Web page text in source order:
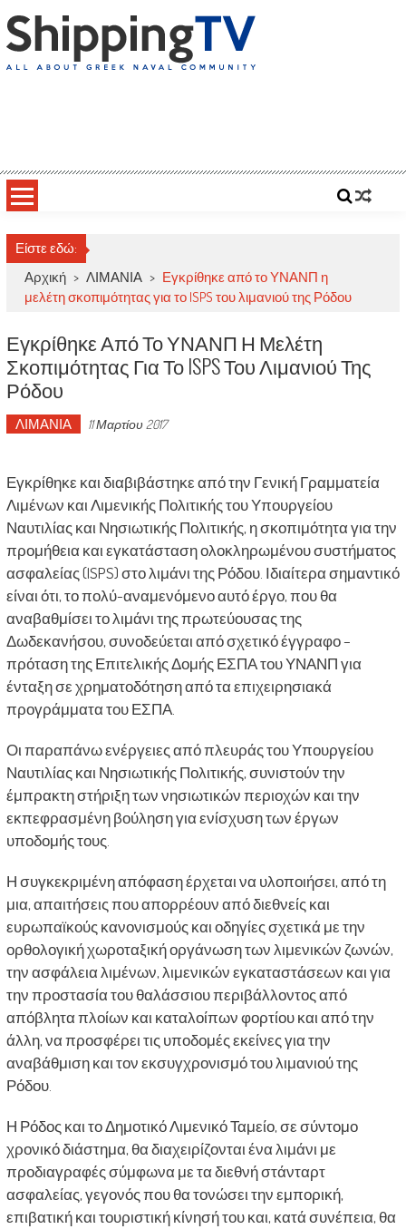
to
content
Είστε εδώ:
Αρχική > ΛΙΜΑΝΙΑ > Εγκρίθηκε από το ΥΝΑΝΠ η
μελέτη σκοπιμότητας για το ISPS του λιμανιού της Ρόδου
Εγκρίθηκε Από Το ΥΝΑΝΠ Η Μελέτη
Σκοπιμότητας Για Το ISPS Του Λιμανιού Της
Ρόδου
ΛΙΜΑΝΙΑ 11 Μαρτίου 2017
Εγκρίθηκε και διαβιβάστηκε από την Γενική Γραμματεία
Λιμένων και Λιμενικής Πολιτικής του Υπουργείου
Ναυτιλίας και Νησιωτικής Πολιτικής, η σκοπιμότητα για την
προμήθεια και εγκατάσταση ολοκληρωμένου συστήματος
ασφαλείας (ISPS) στο λιμάνι της Ρόδου. Ιδιαίτερα σημαντικό
είναι ότι, το πολύ-αναμενόμενο αυτό έργο, που θα
αναβαθμίσει το λιμάνι της πρωτεύουσας της
Δωδεκανήσου, συνοδεύεται από σχετικό έγγραφο –
πρόταση της Επιτελικής Δομής ΕΣΠΑ του ΥΝΑΝΠ για
ένταξη σε χρηματοδότηση από τα επιχειρησιακά
προγράμματα του ΕΣΠΑ.
Οι παραπάνω ενέργειες από πλευράς του Υπουργείου
Ναυτιλίας και Νησιωτικής Πολιτικής, συνιστούν την
έμπρακτη στήριξη των νησιωτικών περιοχών και την
εκπεφρασμένη βούληση για ενίσχυση των έργων
υποδομής τους.
Η συγκεκριμένη απόφαση έρχεται να υλοποιήσει, από τη
μια, απαιτήσεις που απορρέουν από διεθνείς και
ευρωπαϊκούς κανονισμούς και οδηγίες σχετικά με την
ορθολογική χωροταξική οργάνωση των λιμενικών ζωνών,
την ασφάλεια λιμένων, λιμενικών εγκαταστάσεων και για
την προστασία του θαλάσσιου περιβάλλοντος από
απόβλητα πλοίων και καταλοίπων φορτίου και από την
άλλη, να προσφέρει τις υποδομές εκείνες για την
αναβάθμιση και τον εκσυγχρονισμό του λιμανιού της
Ρόδου.
Η Ρόδος και το Δημοτικό Λιμενικό Ταμείο, σε σύντομο
χρονικό διάστημα, θα διαχειρίζονται ένα λιμάνι με
προδιαγραφές σύμφωνα με τα διεθνή στάνταρτ
ασφαλείας, γεγονός που θα τονώσει την εμπορική,
επιβατική και τουριστική κίνησή του και, κατά συνέπεια, θα